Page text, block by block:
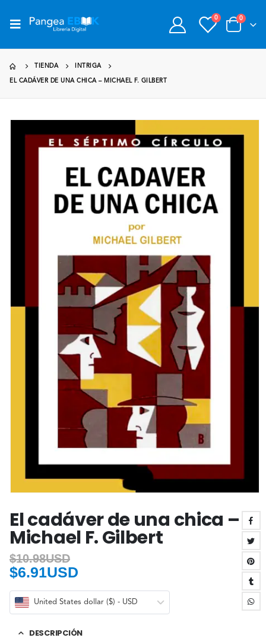
0 0
TIENDA INTRIGA
EL CADÁVER DE UNA CHICA – MICHAEL F. GILBERT
El cadáver de una chica –
Michael F. Gilbert
$10.98USD
$6.91USD
United States dollar ($) - USD
DESCRIPCIÓN